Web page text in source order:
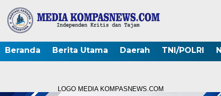
Beranda Berita Utama Daerah TNI/POLRI
LOGO MEDIA KOMPASNEWS.COM